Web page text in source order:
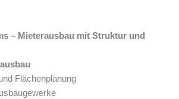
– Mieterausbau mit Struktur und
Flächenplanung